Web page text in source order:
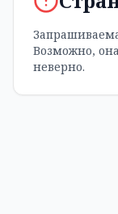
Возможно,
неверно.